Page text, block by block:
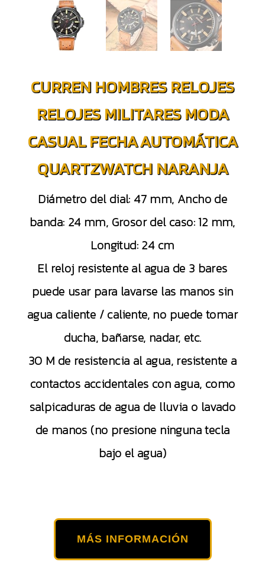
CURREN HOMBRES RELOJES
RELOJES MILITARES MODA
CASUAL FECHA AUTOMÁTICA
QUARTZWATCH NARANJA
Diámetro del dial: 47 mm, Ancho de
banda: 24 mm, Grosor del caso: 12 mm,
Longitud: 24 cm
El reloj resistente al agua de 3 bares
puede usar para lavarse las manos sin
agua caliente / caliente, no puede tomar
ducha, bañarse, nadar, etc.
30 M de resistencia al agua, resistente a
contactos accidentales con agua, como
salpicaduras de agua de lluvia o lavado
de manos (no presione ninguna tecla
bajo el agua)
MÁS INFORMACIÓN